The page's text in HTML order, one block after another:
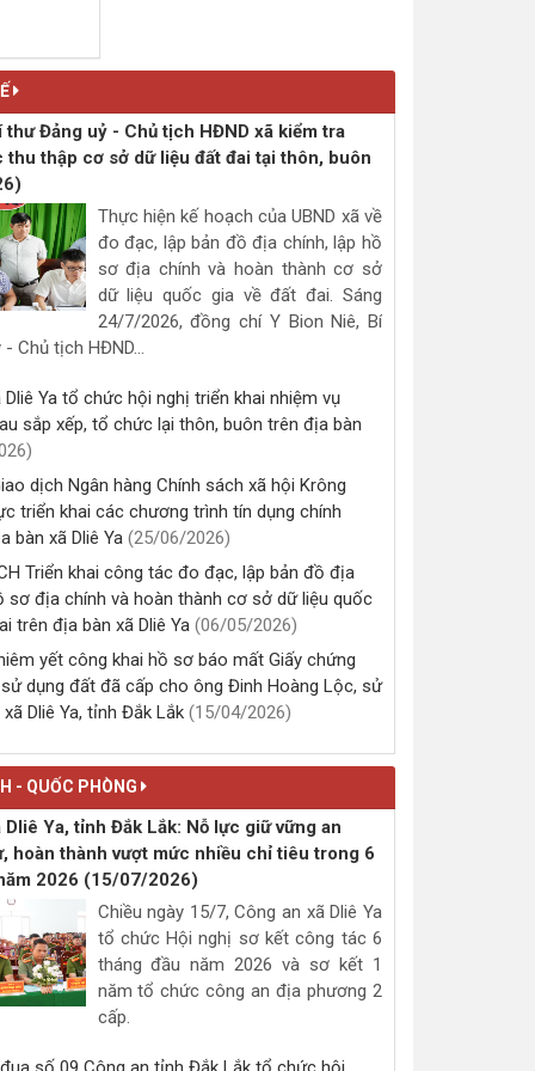
đất, quyền sở hữu tài sản gắn
trung trên địa bàn xã Dliê Ya
(04/03/2026, 00:00)
Kế hoạch Tổ chức Lễ chúc thọ,
mừng thọ cho người cao tuổi đủ
điều kiện được chúc thọ, mừng
thọ năm 2026
(28/01/2026, 00:00)
tục hành chính mới ban hành
trong lĩnh vực phòng cháy, chữa
cháy và cứu nạn cứu hộ thuộc
cấp xã trên địa bàn tỉnh Đắk Lắk
(21/01/2026, 00:00)
Lịch tiếp công dân của Bí thư
Đảng ủy Quý I năm 2026
(08/01/2026, 00:00)
Lịch tiếp công dân của Chủ tịch,
Phó Chủ tịch UBND xã Dliê Ya,
THÔNG BÁO Về việc lấy ý kiến
đồ án: Điều chỉnh cục bộ quy
Ya giai đoạn 2021 - 2025
(28/12/2025, 00:00)
Ban hành giá tối đa đối với các
dịch vụ theo yêu cầu liên quan
Đảng uỷ - Chủ tịch HĐND xã kiểm tra
thu thập cơ sở dữ liệu đất đai tại thôn, buôn
Thực hiện kế hoạch của UBND xã về
đo đạc, lập bản đồ địa chính, lập hồ
dữ liệu quốc gia về đất đai. Sáng
24/7/2026, đồng chí Y Bion Niê, Bí
Chủ tịch HĐND...
Dliê Ya tổ chức hội nghị triển khai nhiệm vụ
sắp xếp, tổ chức lại thôn, buôn trên địa bàn
dịch Ngân hàng Chính sách xã hội Krông
triển khai các chương trình tín dụng chính
bàn xã Dliê Ya(25/06/2026)
Triển khai công tác đo đạc, lập bản đồ địa
sơ địa chính và hoàn thành cơ sở dữ liệu quốc
trên địa bàn xã Dliê Ya(06/05/2026)
yết công khai hồ sơ báo mất Giấy chứng
dụng đất đã cấp cho ông Đinh Hoàng Lộc, sử
Dliê Ya, tỉnh Đắk Lắk(15/04/2026)
- QUỐC PHÒNG
Dliê Ya, tỉnh Đắk Lắk: Nỗ lực giữ vững an
hoàn thành vượt mức nhiều chỉ tiêu trong 6
2026(15/07/2026)
Chiều ngày 15/7, Công an xã Dliê Ya
tháng đầu năm 2026 và sơ kết 1